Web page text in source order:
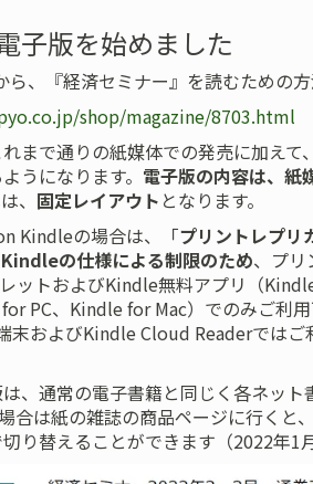
子版を始めました
ら、『経済セミナー』を読むための
shop/magazine/8703.html
れまで通りの紙媒体での発売に加えて
ようになります。 電子版の内容は、紙
、 固定レイアウト となります。
Kindleの場合は、「プリントレプリ
Kindleの仕様による制限のため、プリ
ットおよびKindle無料アプリ（
PC、Kindle for Mac）でのみご利
末およびKindle Cloud Readerではご
、通常の電子書籍と同じく各ネッ
合は紙の雑誌の商品ページに行くと
り替えることができます（2022年1